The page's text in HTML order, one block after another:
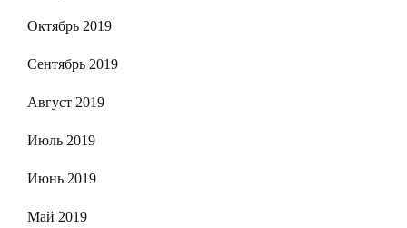
Октябрь 2019
Сентябрь 2019
Август 2019
Июль 2019
Июнь 2019
Май 2019